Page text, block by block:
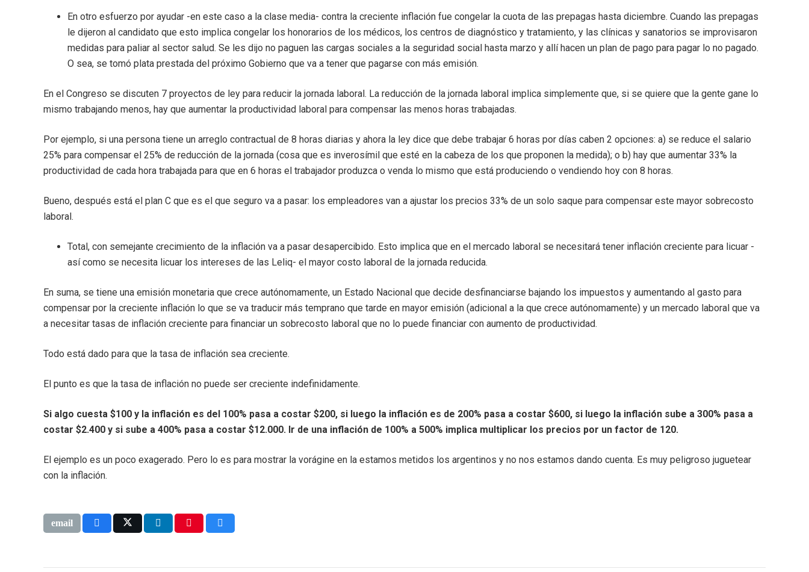
En otro esfuerzo por ayudar -en este caso a la clase media- contra la creciente inflación fue congelar la cuota de las prepagas hasta diciembre. Cuando las prepagas
le dijeron al candidato que esto implica congelar los honorarios de los médicos, los centros de diagnóstico y tratamiento, y las clínicas y sanatorios se improvisaron
medidas para paliar al sector salud. Se les dijo no paguen las cargas sociales a la seguridad social hasta marzo y allí hacen un plan de pago para pagar lo no pagado.
O sea, se tomó plata prestada del próximo Gobierno que va a tener que pagarse con más emisión.
En el Congreso se discuten 7 proyectos de ley para reducir la jornada laboral. La reducción de la jornada laboral implica simplemente que, si se quiere que la gente gane lo
mismo trabajando menos, hay que aumentar la productividad laboral para compensar las menos horas trabajadas.
Por ejemplo, si una persona tiene un arreglo contractual de 8 horas diarias y ahora la ley dice que debe trabajar 6 horas por días caben 2 opciones: a) se reduce el salario
25% para compensar el 25% de reducción de la jornada (cosa que es inverosímil que esté en la cabeza de los que proponen la medida); o b) hay que aumentar 33% la
productividad de cada hora trabajada para que en 6 horas el trabajador produzca o venda lo mismo que está produciendo o vendiendo hoy con 8 horas.
Bueno, después está el plan C que es el que seguro va a pasar: los empleadores van a ajustar los precios 33% de un solo saque para compensar este mayor sobrecosto
laboral.
Total, con semejante crecimiento de la inflación va a pasar desapercibido. Esto implica que en el mercado laboral se necesitará tener inflación creciente para licuar -
así como se necesita licuar los intereses de las Leliq- el mayor costo laboral de la jornada reducida.
En suma, se tiene una emisión monetaria que crece autónomamente, un Estado Nacional que decide desfinanciarse bajando los impuestos y aumentando al gasto para
compensar por la creciente inflación lo que se va traducir más temprano que tarde en mayor emisión (adicional a la que crece autónomamente) y un mercado laboral que va
a necesitar tasas de inflación creciente para financiar un sobrecosto laboral que no lo puede financiar con aumento de productividad.
Todo está dado para que la tasa de inflación sea creciente.
El punto es que la tasa de inflación no puede ser creciente indefinidamente.
Si algo cuesta $100 y la inflación es del 100% pasa a costar $200, si luego la inflación es de 200% pasa a costar $600, si luego la inflación sube a 300% pasa a
costar $2.400 y si sube a 400% pasa a costar $12.000. Ir de una inflación de 100% a 500% implica multiplicar los precios por un factor de 120.
El ejemplo es un poco exagerado. Pero lo es para mostrar la vorágine en la estamos metidos los argentinos y no nos estamos dando cuenta. Es muy peligroso juguetear
con la inflación.